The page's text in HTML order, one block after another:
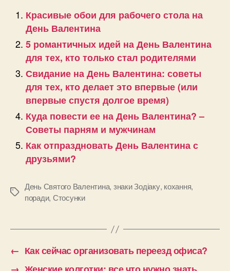
Красивые обои для рабочего стола на
День Валентина
5 романтичных идей на День Валентина
для тех, кто только стал родителями
Свидание на День Валентина: советы
для тех, кто делает это впервые (или
впервые спустя долгое время)
Куда повести ее на День Валентина? –
Советы парням и мужчинам
Как отпраздновать День Валентина с
друзьями?
Позначки
День Святого Валентина, знаки Зодіаку, кохання,
поради, Стосунки
← Как сейчас организовать переезд офиса?